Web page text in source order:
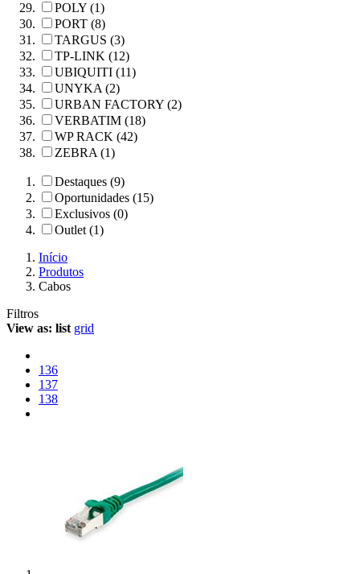
POLY (1)
PORT (8)
TARGUS (3)
TP-LINK (12)
UBIQUITI (11)
UNYKA (2)
URBAN FACTORY (2)
VERBATIM (18)
WP RACK (42)
ZEBRA (1)
Destaques (9)
Oportunidades (15)
Exclusivos (0)
Outlet (1)
Início
Produtos
Cabos
Filtros
View as: list grid
136
137
138